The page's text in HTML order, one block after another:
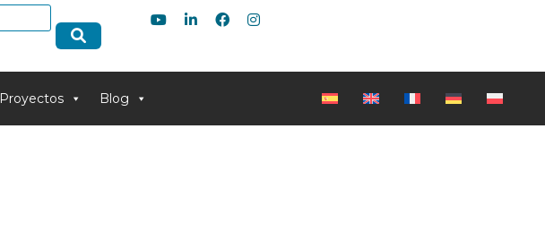
Proyectos Blog